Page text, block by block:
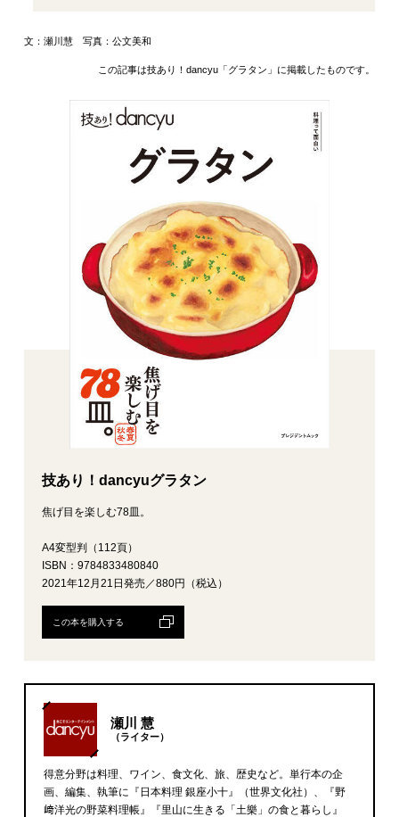
文：瀬川慧 写真：公文美和
この記事は技あり！dancyu「グラタン」に掲載したものです。
技あり！dancyuグラタン
焦げ目を楽しむ78皿。
A4変型判（112頁）
ISBN：9784833480840
2021年12月21日発売／880円（税込）
この本を購入する
瀬川 慧
（ライター）
得意分野は料理、ワイン、食文化、旅、歴史など。単行本の企
画、編集、執筆に『日本料理 銀座小十』（世界文化社）、『野
﨑洋光の野菜料理帳』『里山に生きる「土樂」の食と暮らし』